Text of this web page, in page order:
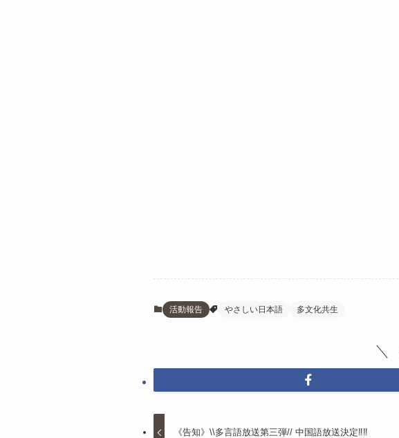
活動報告 やさしい日本語 多文化共生
《告知》\\多言語放送第三弾// 中国語放送決定‼︎‼︎